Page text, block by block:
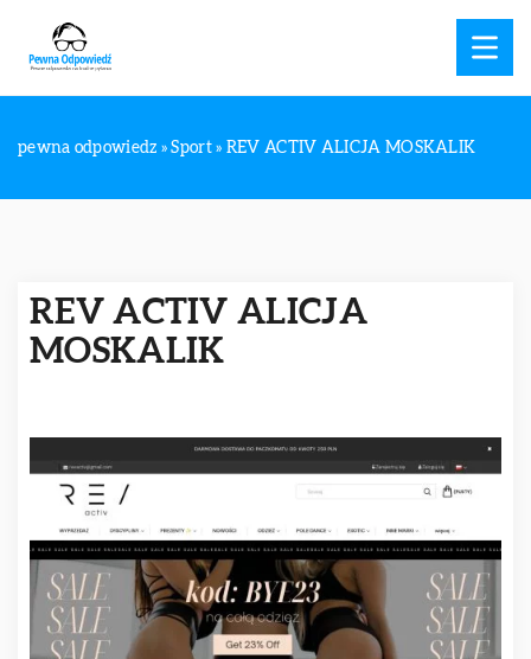
pewna odpowiedz »Sport» REV ACTIV ALICJA MOSKALIK
REV ACTIV ALICJA
MOSKALIK